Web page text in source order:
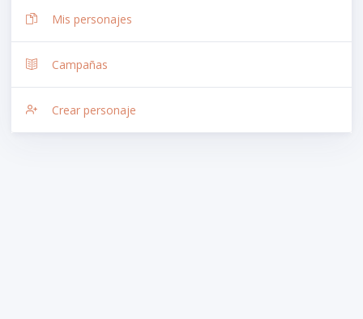
Mis personajes
Campañas
Crear personaje